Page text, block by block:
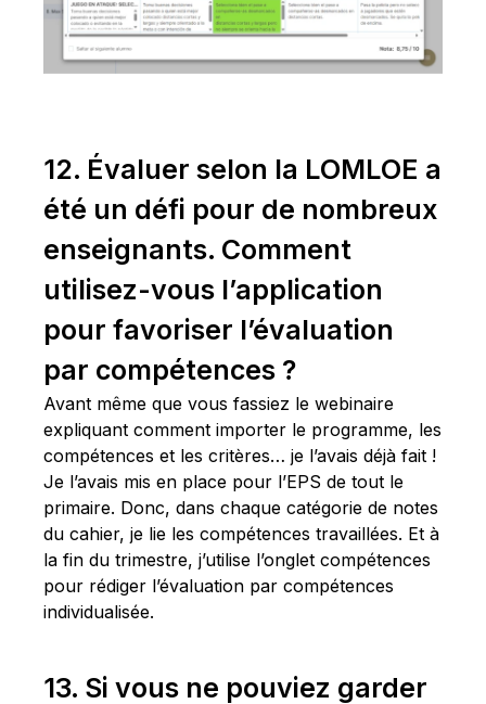
12. Évaluer selon la LOMLOE a
été un défi pour de nombreux
enseignants. Comment
utilisez-vous l’application
pour favoriser l’évaluation
par compétences ?
Avant même que vous fassiez le webinaire
expliquant comment importer le programme, les
compétences et les critères… je l’avais déjà fait !
Je l’avais mis en place pour l’EPS de tout le
primaire. Donc, dans chaque catégorie de notes
du cahier, je lie les compétences travaillées. Et à
la fin du trimestre, j’utilise l’onglet compétences
pour rédiger l’évaluation par compétences
individualisée.
13. Si vous ne pouviez garder